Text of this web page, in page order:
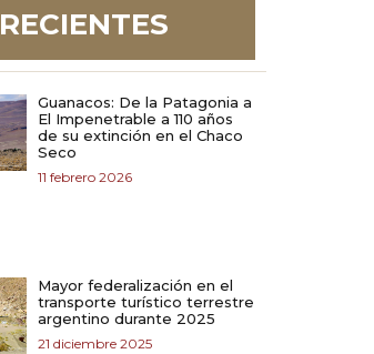
RECIENTES
Guanacos: De la Patagonia a
El Impenetrable a 110 años
de su extinción en el Chaco
Seco
11 febrero 2026
Mayor federalización en el
transporte turístico terrestre
argentino durante 2025
21 diciembre 2025